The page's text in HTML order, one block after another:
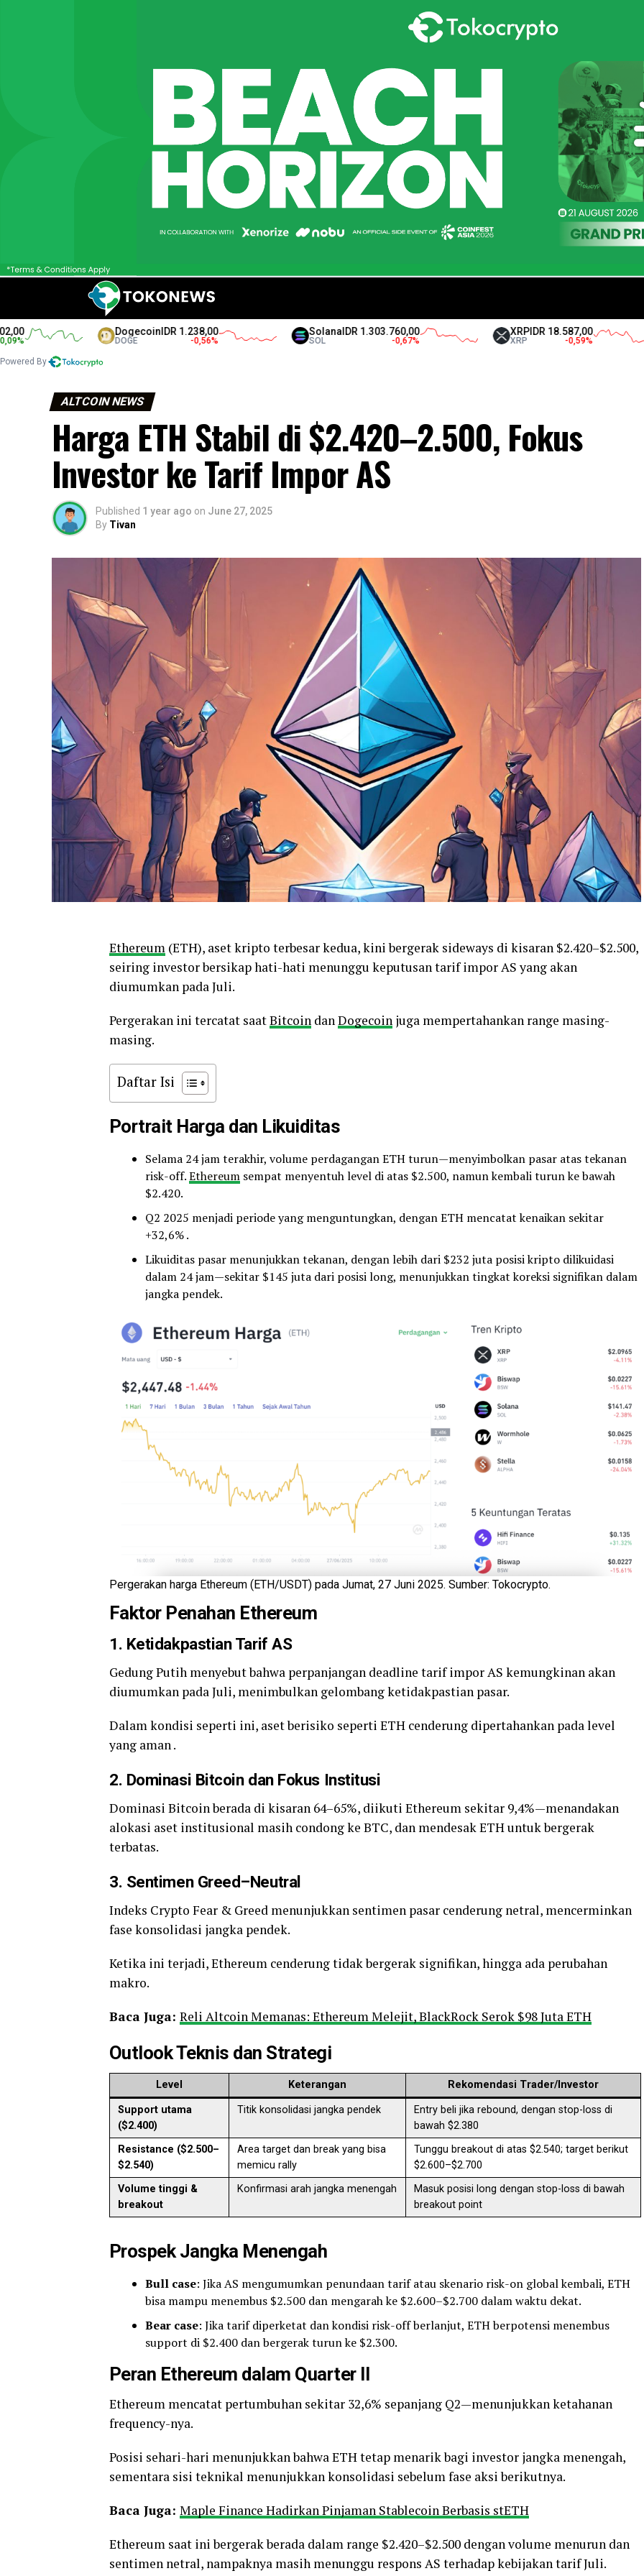
DogecoinIDR 1.238,00
DOGE
SolanaIDR 1.303.760,00
SOL
IDR 18.587,00
XRP
Powered By
ALTCOIN NEWS
Harga ETH Stabil di $2.420–2.500, Fokus
Investor ke Tarif Impor AS
Published 1 year ago on June 27, 2025
By Tivan
Ethereum (ETH), aset kripto terbesar kedua, kini bergerak sideways di kisaran $2.420–$2.500,
seiring investor bersikap hati-hati menunggu keputusan tarif impor AS yang akan
diumumkan pada Juli.
Pergerakan ini tercatat saatBitcoin dan Dogecoin juga mempertahankan range masing-
masing.
Daftar Isi
Portrait Harga dan Likuiditas
Selama 24 jam terakhir, volume perdagangan ETH turun—menyimbolkan pasar atas tekanan
risk-off.Ethereum sempat menyentuh level di atas $2.500, namun kembali turun ke bawah
$2.420.
Q2 2025 menjadi periode yang menguntungkan, dengan ETH mencatat kenaikan sekitar
+32,6% .
Likuiditas pasar menunjukkan tekanan, dengan lebih dari $232 juta posisi kripto dilikuidasi
dalam 24 jam—sekitar $145 juta dari posisi long, menunjukkan tingkat koreksi signifikan dalam
jangka pendek.
Pergerakan harga Ethereum (ETH/USDT) pada Jumat, 27 Juni 2025. Sumber: Tokocrypto.
Faktor Penahan Ethereum
1. Ketidakpastian Tarif AS
Gedung Putih menyebut bahwa perpanjangan deadline tarif impor AS kemungkinan akan
diumumkan pada Juli, menimbulkan gelombang ketidakpastian pasar.
Dalam kondisi seperti ini, aset berisiko seperti ETH cenderung dipertahankan pada level
yang aman .
2. Dominasi Bitcoin dan Fokus Institusi
Dominasi Bitcoin berada di kisaran 64–65%, diikuti Ethereum sekitar 9,4%—menandakan
alokasi aset institusional masih condong ke BTC, dan mendesak ETH untuk bergerak
terbatas.
3. Sentimen Greed–Neutral
Indeks Crypto Fear & Greed menunjukkan sentimen pasar cenderung netral, mencerminkan
fase konsolidasi jangka pendek.
Ketika ini terjadi, Ethereum cenderung tidak bergerak signifikan, hingga ada perubahan
makro.
Baca Juga: Reli Altcoin Memanas: Ethereum Melejit, BlackRock Serok $98 Juta ETH
Outlook Teknis dan Strategi
Level Keterangan Rekomendasi Trader/Investor
Support utama
($2.400)
Titik konsolidasi jangka pendek
Entry beli jika rebound, dengan stop-loss di
bawah $2.380
Resistance ($2.500–
$2.540)
Area target dan break yang bisa
memicu rally
Tunggu breakout di atas $2.540; target berikut
$2.600–$2.700
Volume tinggi &
breakout
Konfirmasi arah jangka menengah
Masuk posisi long dengan stop-loss di bawah
breakout point
Prospek Jangka Menengah
Bull case: Jika AS mengumumkan penundaan tarif atau skenario risk-on global kembali, ETH
bisa mampu menembus $2.500 dan mengarah ke $2.600–$2.700 dalam waktu dekat.
Bear case: Jika tarif diperketat dan kondisi risk-off berlanjut, ETH berpotensi menembus
support di $2.400 dan bergerak turun ke $2.300.
Peran Ethereum dalam Quarter II
Ethereum mencatat pertumbuhan sekitar 32,6% sepanjang Q2—menunjukkan ketahanan
frequency-nya.
Posisi sehari-hari menunjukkan bahwa ETH tetap menarik bagi investor jangka menengah,
sementara sisi teknikal menunjukkan konsolidasi sebelum fase aksi berikutnya.
Baca Juga: Maple Finance Hadirkan Pinjaman Stablecoin Berbasis stETH
Ethereum saat ini bergerak berada dalam range $2.420–$2.500 dengan volume menurun dan
sentimen netral, nampaknya masih menunggu respons AS terhadap kebijakan tarif Juli.